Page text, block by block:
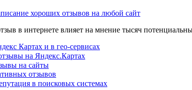
хороших отзывов на любой сайт
в интернете влияет на мнение тысяч
Картах и в гео-сервисах
на Яндекс.Картах
на сайты
отзывов
в поисковых системах